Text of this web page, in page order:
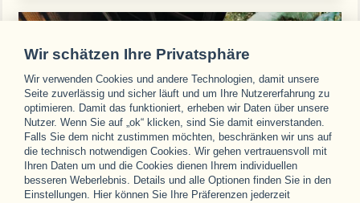
Wir schätzen Ihre Privatsphäre
Wir verwenden Cookies und andere Technologien, damit unsere
Seite zuverlässig und sicher läuft und um Ihre Nutzererfahrung zu
optimieren. Damit das funktioniert, erheben wir Daten über unsere
Nutzer. Wenn Sie auf „ok“ klicken, sind Sie damit einverstanden.
Falls Sie dem nicht zustimmen möchten, beschränken wir uns auf
die technisch notwendigen Cookies. Wir gehen vertrauensvoll mit
Ihren Daten um und die Cookies dienen Ihrem individuellen
besseren Weberlebnis. Details und alle Optionen finden Sie in den
Einstellungen. Hier können Sie Ihre Präferenzen jederzeit